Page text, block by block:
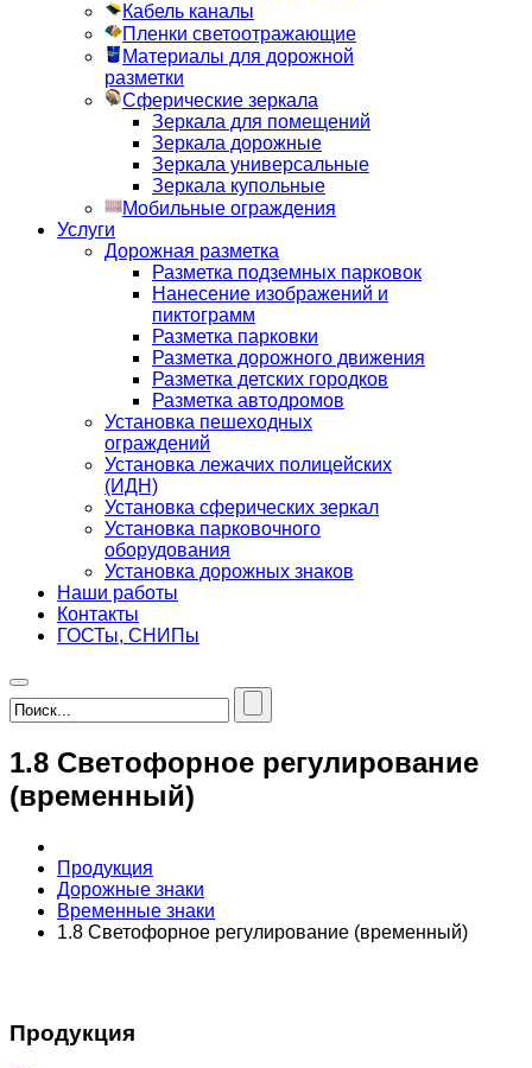
Кабель каналы
Пленки светоотражающие
Материалы для дорожной
разметки
Сферические зеркала
Зеркала для помещений
Зеркала дорожные
Зеркала универсальные
Зеркала купольные
Мобильные ограждения
Услуги
Дорожная разметка
Разметка подземных парковок
Нанесение изображений и
пиктограмм
Разметка парковки
Разметка дорожного движения
Разметка детских городков
Разметка автодромов
Установка пешеходных
ограждений
Установка лежачих полицейских
(ИДН)
Установка сферических зеркал
Установка парковочного
оборудования
Установка дорожных знаков
Наши работы
Контакты
ГОСТы, СНИПы
1.8 Светофорное регулирование
(временный)
Продукция
Дорожные знаки
Временные знаки
1.8 Светофорное регулирование (временный)
Продукция